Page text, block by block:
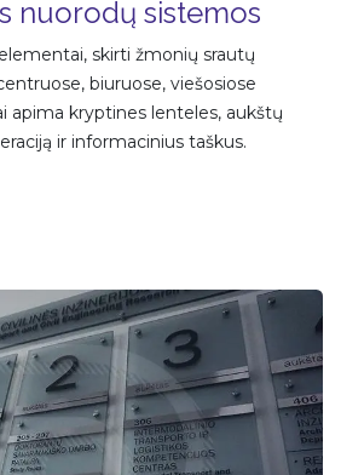
nuorodų sistemos
skirti žmonių srautų
biuruose, viešosiose
apima kryptines lenteles, aukštų
ir informacinius taškus.